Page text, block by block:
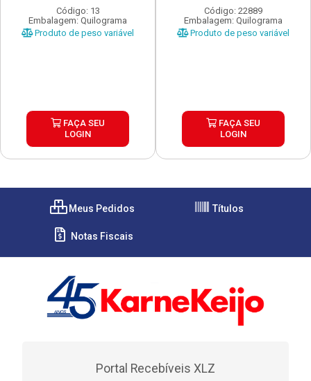
Código: 13
Embalagem: Quilograma
Produto de peso variável
FAÇA SEU
LOGIN
Código: 22889
Embalagem: Quilograma
Produto de peso variável
FAÇA SEU
LOGIN
Meus Pedidos Títulos
Notas Fiscais
Portal Recebíveis XLZ